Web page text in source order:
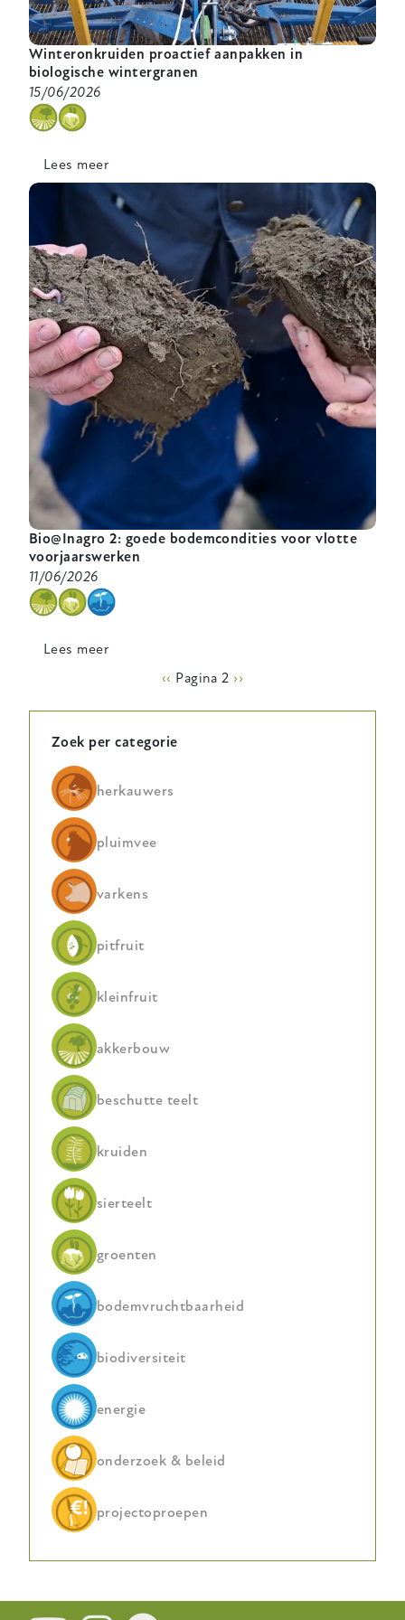
Winteronkruiden proactief aanpakken in
biologische wintergranen
15/06/2026
categorie
Lees meer
Winteronkruiden
proactief
aanpakken
biologische
wintergranen
Bio@Inagro 2: goede bodemcondities voor vlotte
voorjaarswerken
11/06/2026
categorie
Lees meer
Bio@Inagro
goede
bodemcondities
voorjaarswerken
Vorige
‹‹ Pagina 2 Volgende
››
Zoek per categorie
herkauwers
pluimvee
varkens
pitfruit
kleinfruit
akkerbouw
beschutte teelt
kruiden
sierteelt
groenten
bodemvruchtbaarheid
biodiversiteit
energie
onderzoek & beleid
projectoproepen